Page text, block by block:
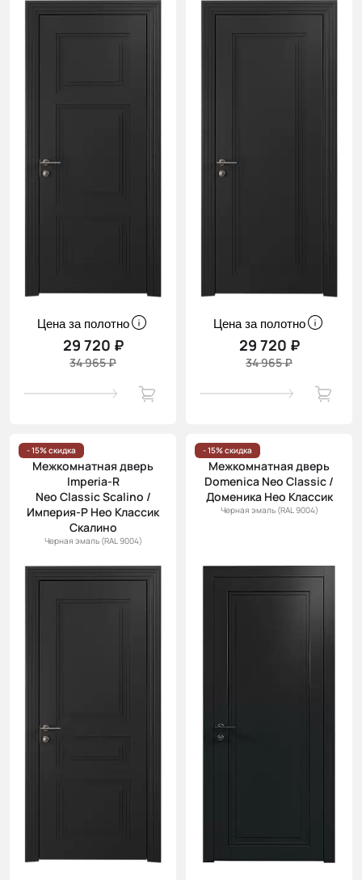
Цена за полотно
29 720 ₽
34 965 ₽
Цена за полотно
29 720 ₽
34 965 ₽
- 15% скидка
Межкомнатная дверь
Imperia-R
Neo Classic Scalino /
Империя-Р Нео Классик
Скалино
Черная эмаль (RAL 9004)
- 15% скидка
Межкомнатная дверь
Domenica Neo Classic /
Доменика Нео Классик
Черная эмаль (RAL 9004)